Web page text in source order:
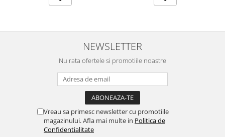
NEWSLETTER
Nu rata ofertele si promotiile noastre
Vreau sa primesc newsletter cu promotiile
magazinului. Afla mai multe in Politica de
Confidentialitate